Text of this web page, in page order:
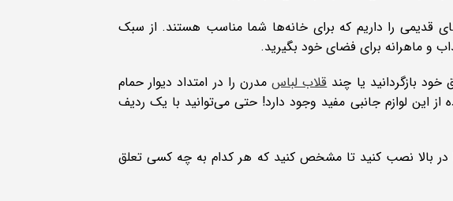
قدیمی را داریم که برای خانه‌ها شما مناسب هستند. از سبک
و ماهرانه برای فضای خود بگیرید.
بازگردانید یا چندقلاب لباسمدرن را در امتداد دیوار حمام
این لوازم جانبی مفید وجود دارد! حتی می‌توانید با یک ردیف
در بالا نصب کنید تا مشخص کنید که هر کدام به چه کسی تعلق